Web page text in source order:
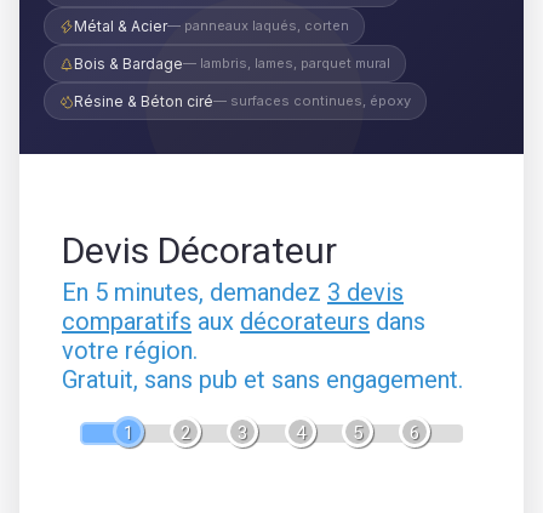
Métal & Acier— panneaux laqués, corten
Bois & Bardage— lambris, lames, parquet mural
Résine & Béton ciré— surfaces continues, époxy
Devis Décorateur
En 5 minutes, demandez 3 devis
comparatifs aux décorateurs dans
votre région.
Gratuit, sans pub et sans engagement.
1 2 3 4 5 6